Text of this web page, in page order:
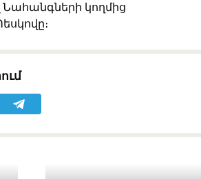
Նահանգների կողմից